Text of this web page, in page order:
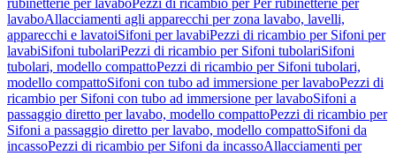
rubinetterie per lavaboPezzi di ricambio per Per rubinetterie per
lavaboAllacciamenti agli apparecchi per zona lavabo, lavelli,
apparecchi e lavatoiSifoni per lavabiPezzi di ricambio per Sifoni per
lavabiSifoni tubolariPezzi di ricambio per Sifoni tubolariSifoni
tubolari, modello compattoPezzi di ricambio per Sifoni tubolari,
modello compattoSifoni con tubo ad immersione per lavaboPezzi di
ricambio per Sifoni con tubo ad immersione per lavaboSifoni a
passaggio diretto per lavabo, modello compattoPezzi di ricambio per
Sifoni a passaggio diretto per lavabo, modello compattoSifoni da
incassoPezzi di ricambio per Sifoni da incassoAllacciamenti per